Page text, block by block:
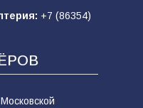
+7 (86354)